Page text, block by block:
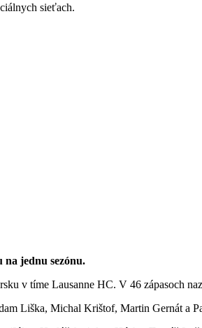
sieťach.
jednu sezónu.
v tíme Lausanne HC. V 46 zápasoch
Liška, Michal Krištof, Martin Gernát a